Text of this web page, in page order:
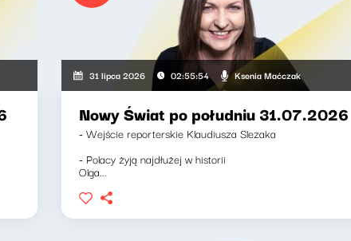
31 lipca 2026 02:55:54 Ksenia Maćczak
Nowy Świat po południu 31.07.2026
- Wejście reporterskie Klaudiusza Slezaka
- Polacy żyją najdłużej w historii
Olga...